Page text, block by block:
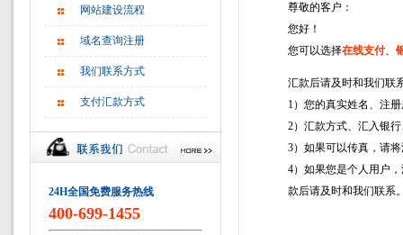
网站建设流程
域名查询注册
我们联系方式
支付汇款方式
24H全国免费服务热线
400-699-1455
尊敬的客户：
您好！
您可以选择在线支付、
汇款后请及时和我们联
1）您的真实姓名、注
2）汇款方式、汇入银
3）如果可以传真，请
4）如果您是个人用户
款后请及时和我们联系